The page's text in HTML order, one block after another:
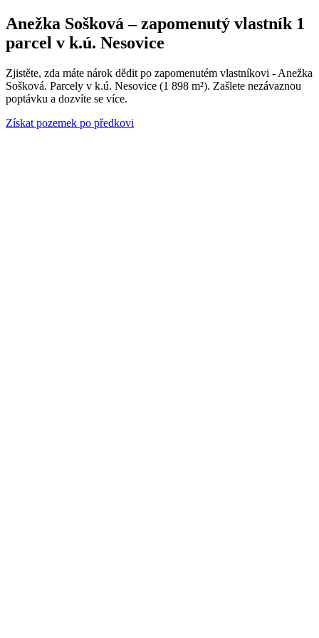
Anežka Sošková – zapomenutý vlastník 1
parcel v k.ú. Nesovice
Zjistěte, zda máte nárok dědit po zapomenutém vlastníkovi - Anežka
Sošková. Parcely v k.ú. Nesovice (1 898 m²). Zašlete nezávaznou
poptávku a dozvíte se více.
Získat pozemek po předkovi